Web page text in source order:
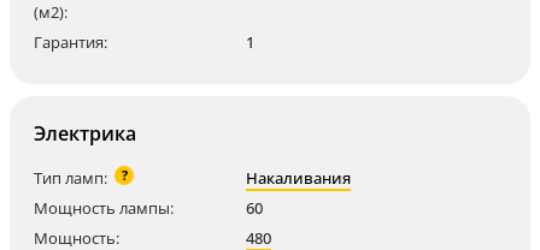
(м2):
Гарантия: 1
Электрика
Тип ламп: ?
Накаливания
Мощность лампы:
60
Мощность:
480